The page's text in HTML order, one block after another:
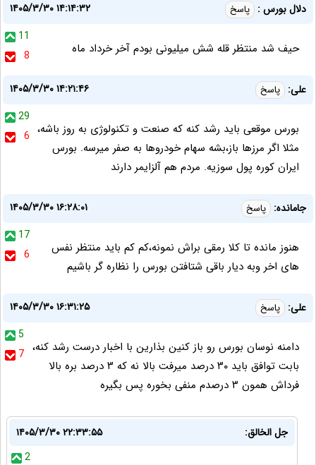
دلال بورس : پاسخ
۱۴۰۵/۳/۳۰ ۱۴:۱۴:۳۲
11
8
حیف شد منتظر قله شش میلیونی بودم آخر خرداد ماه
علی: پاسخ
۱۴۰۵/۳/۳۰ ۱۴:۲۱:۴۶
29
6 بورس موقعی باید رشد کنه که صنعت و تکنولوژی به روز باشه،
مثلا اگر مرزها باز،بشه سهام خودروها به صفر میرسه. بورس
ایران کوره پول سوزیه. مردم هم آلزایمر دارند
جامانده: پاسخ
۱۴۰۵/۳/۳۰ ۱۶:۲۸:۰۱
17
6
هنوز مانده تا کلا رمقی براش نمونه،کم کم باید منتظر نفس
های اخر وبه دیار باقی شتافتن بورس را نظاره گر باشیم
علی: پاسخ
۱۴۰۵/۳/۳۰ ۱۶:۳۱:۲۵
5
7 دامنه نوسان بورس رو باز کنین بذارین با اخبار درست رشد کنه،
بابت توافق باید ۳۰ درصد میرفت بالا نه که ۳ درصد بره بالا
فرداش همون ۳ درصدم منفی بخوره پس بگیره
جل الخالق:
۱۴۰۵/۳/۳۰ ۲۲:۳۳:۵۵
2